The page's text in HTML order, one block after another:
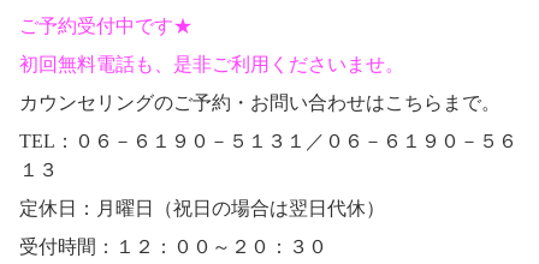
ご予約受付中です★
初回無料電話も、是非ご利用くださいませ。
カウンセリングのご予約・お問い合わせはこちらまで。
TEL：０６－６１９０－５１３１／０６－６１９０－５６
１３
定休日：月曜日（祝日の場合は翌日代休）
受付時間：１２：００～２０：３０